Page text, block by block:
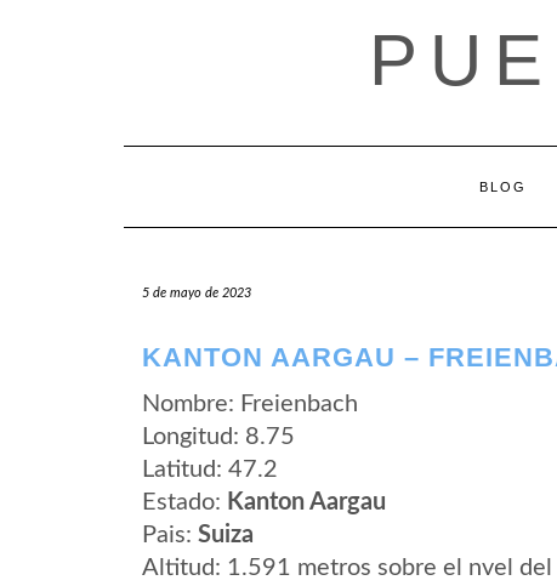
BLOG
5 de mayo de 2023
KANTON AARGAU –
Nombre: Freienbach
Longitud: 8.75
Latitud: 47.2
Estado: Kanton Aargau
Pais: Suiza
Altitud: 1.591 metros sobre el nvel del